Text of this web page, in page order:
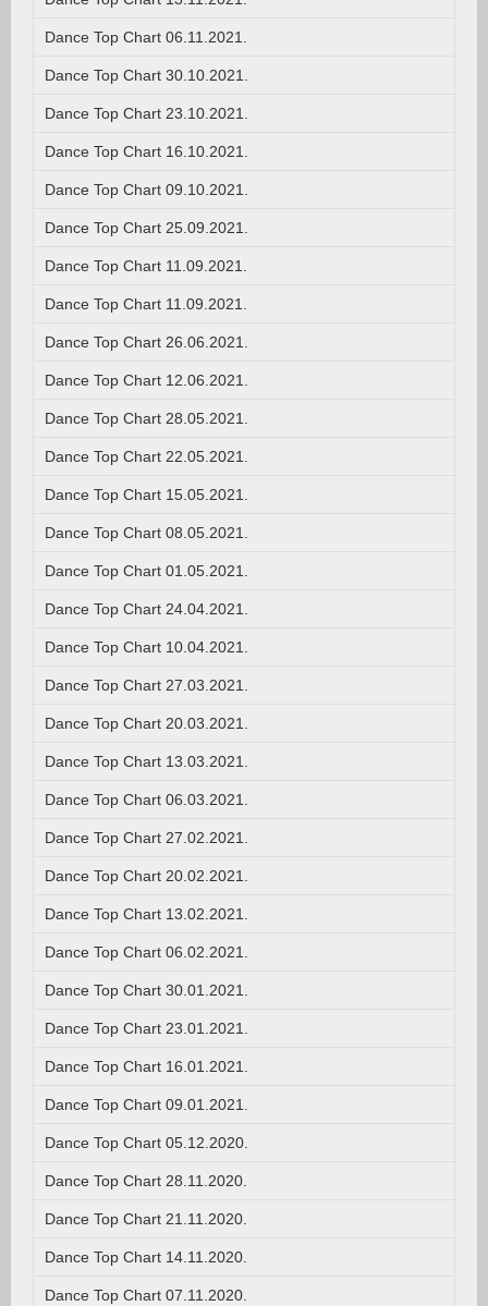
Dance Top Chart 06.11.2021.
Dance Top Chart 30.10.2021.
Dance Top Chart 23.10.2021.
Dance Top Chart 16.10.2021.
Dance Top Chart 09.10.2021.
Dance Top Chart 25.09.2021.
Dance Top Chart 11.09.2021.
Dance Top Chart 11.09.2021.
Dance Top Chart 26.06.2021.
Dance Top Chart 12.06.2021.
Dance Top Chart 28.05.2021.
Dance Top Chart 22.05.2021.
Dance Top Chart 15.05.2021.
Dance Top Chart 08.05.2021.
Dance Top Chart 01.05.2021.
Dance Top Chart 24.04.2021.
Dance Top Chart 10.04.2021.
Dance Top Chart 27.03.2021.
Dance Top Chart 20.03.2021.
Dance Top Chart 13.03.2021.
Dance Top Chart 06.03.2021.
Dance Top Chart 27.02.2021.
Dance Top Chart 20.02.2021.
Dance Top Chart 13.02.2021.
Dance Top Chart 06.02.2021.
Dance Top Chart 30.01.2021.
Dance Top Chart 23.01.2021.
Dance Top Chart 16.01.2021.
Dance Top Chart 09.01.2021.
Dance Top Chart 05.12.2020.
Dance Top Chart 28.11.2020.
Dance Top Chart 21.11.2020.
Dance Top Chart 14.11.2020.
Dance Top Chart 07.11.2020.